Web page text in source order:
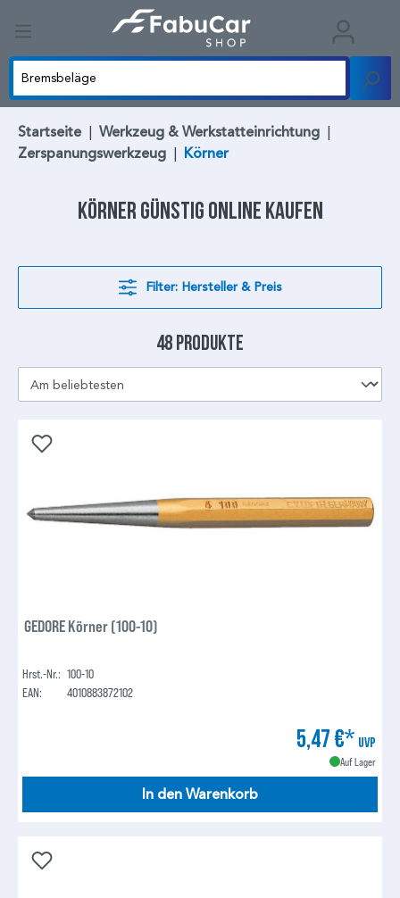
Startseite | Werkzeug & Werkstatteinrichtung |
Zerspanungswerkzeug | Körner
Körner günstig online kaufen
Filter: Hersteller & Preis
48 Produkte
GEDORE Körner (100-10)
Hrst.-Nr.: 100-10
EAN:
4010883872102
5,47 €* UVP
Auf Lager
In den Warenkorb